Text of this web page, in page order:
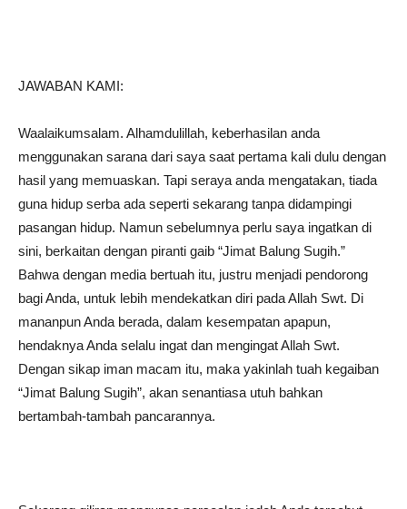
JAWABAN KAMI:
Waalaikumsalam. Alhamdulillah, keberhasilan anda
menggunakan sarana dari saya saat pertama kali dulu dengan
hasil yang memuaskan. Tapi seraya anda mengatakan, tiada
guna hidup serba ada seperti sekarang tanpa didampingi
pasangan hidup. Namun sebelumnya perlu saya ingatkan di
sini, berkaitan dengan piranti gaib “Jimat Balung Sugih.”
Bahwa dengan media bertuah itu, justru menjadi pendorong
bagi Anda, untuk lebih mendekatkan diri pada Allah Swt. Di
mananpun Anda berada, dalam kesempatan apapun,
hendaknya Anda selalu ingat dan mengingat Allah Swt.
Dengan sikap iman macam itu, maka yakinlah tuah kegaiban
“Jimat Balung Sugih”, akan senantiasa utuh bahkan
bertambah-tambah pancarannya.